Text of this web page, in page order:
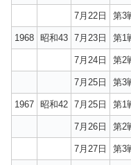
7月22日 第3
1968 昭和43 7月23日 第1
7月24日 第2
7月25日 第3
1967 昭和42 7月25日 第1
7月26日 第2
7月27日 第3